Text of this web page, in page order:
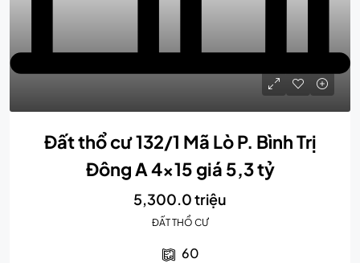
Đất thổ cư 132/1 Mã Lò P. Bình Trị
Đông A 4×15 giá 5,3 tỷ
5,300.0 triệu
ĐẤT THỔ CƯ
60